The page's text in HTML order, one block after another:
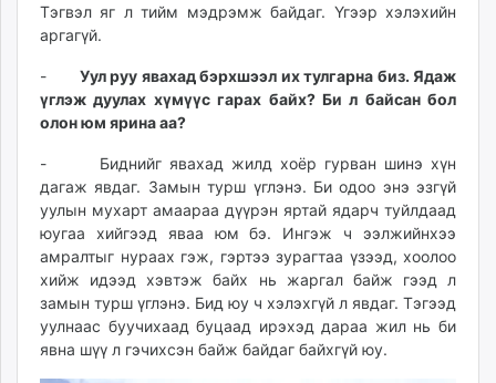
Тэгвэл яг л тийм мэдрэмж байдаг. Үгээр хэлэхийн
аргагүй.
- Уул руу явахад бэрхшээл их тулгарна биз. Ядаж
үглэж дуулах хүмүүс гарах байх? Би л байсан бол
олон юм ярина аа?
- Биднийг явахад жилд хоёр гурван шинэ хүн
дагаж явдаг. Замын турш үглэнэ. Би одоо энэ эзгүй
уулын мухарт амаараа дүүрэн яртай ядарч туйлдаад
юугаа хийгээд яваа юм бэ. Ингэж ч ээлжийнхээ
амралтыг нураах гэж, гэртээ зурагтаа үзээд, хоолоо
хийж идээд хэвтэж байх нь жаргал байж гээд л
замын турш үглэнэ. Бид юу ч хэлэхгүй л явдаг. Тэгээд
уулнаас буучихаад буцаад ирэхэд дараа жил нь би
явна шүү л гэчихсэн байж байдаг байхгүй юу.